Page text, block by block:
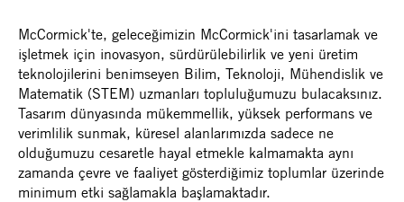
McCormick'te, geleceğimizin McCormick'ini tasarlamak ve
işletmek için inovasyon, sürdürülebilirlik ve yeni üretim
teknolojilerini benimseyen Bilim, Teknoloji, Mühendislik ve
Matematik (STEM) uzmanları topluluğumuzu bulacaksınız.
Tasarım dünyasında mükemmellik, yüksek performans ve
verimlilik sunmak, küresel alanlarımızda sadece ne
olduğumuzu cesaretle hayal etmekle kalmamakta aynı
zamanda çevre ve faaliyet gösterdiğimiz toplumlar üzerinde
minimum etki sağlamakla başlamaktadır.